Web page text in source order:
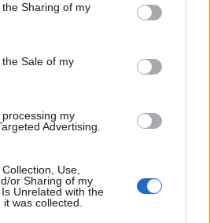
Sharing of my
Sale of my
my
Advertising.
Use,
or Sharing of my
Unrelated with the
was collected.
– Miért nem hiszünk a
Adéle és az örökölt árnyak